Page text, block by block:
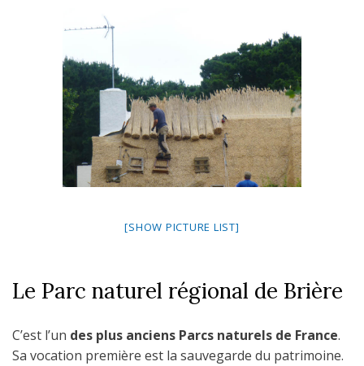
[SHOW PICTURE LIST]
Le Parc naturel régional de Brière
C’est l’un des plus anciens Parcs naturels de France.
Sa vocation première est la sauvegarde du patrimoine.